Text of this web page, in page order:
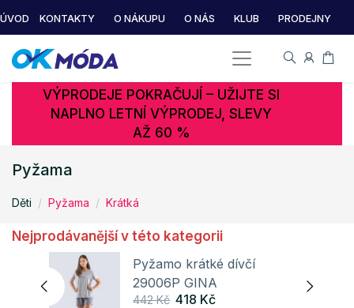
ÚVOD KONTAKTY O NÁKUPU O NÁS KLUB PRODEJNY
VÝPRODEJE POKRAČUJÍ – UŽIJTE SI
NAPLNO LETNÍ VÝPRODEJ, SLEVY
AŽ 60 %
Pyžama
Děti Pyžama Krátká
Nejprodávanější v této kategorii
Pyžamo krátké dívčí
29006P GINA
442 Kč 418 Kč